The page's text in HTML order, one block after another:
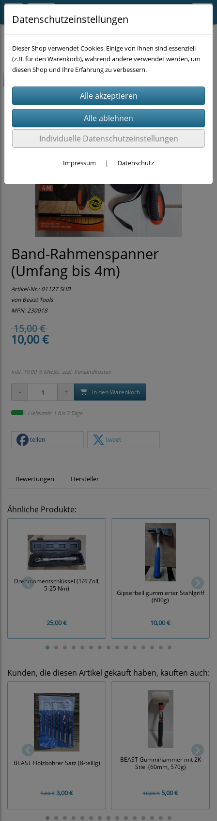
HANDWERKZEUG
Band-Rahmenspanner
(Umfang bis 4m)
Artikel-Nr.:01127 SHB
von Beast Tools
MPN: 230018
15,00 €
10,00 €
inkl. 19,00 % MwSt., zzgl. Versandkosten
in den Warenkorb
Lieferzeit: 1 bis 3 Tage
teilen tweet
Bewertungen Hersteller
Ähnliche Produkte:
Drehmomentschlüssel (1/4 Zoll,
5-25 Nm)
25,00 €
Gipserbeil gummierter Stahlgriff
(600g)
10,00 €
Kunden, die diesen Artikel gekauft haben, kauften auch:
BEAST Holzbohrer Satz (8-teilig)
5,00 €3,00 €
BEAST Gummihammer mit 2K
Stiel (60mm, 570g)
10,00 €5,00 €
Datenschutzeinstellungen
Dieser Shop verwendet Cookies. Einige von ihnen sind essenziell
(z.B. für den Warenkorb), während andere verwendet werden, um
diesen Shop und Ihre Erfahrung zu verbessern.
Individuelle Datenschutzeinstellungen
Impressum | Datenschutz